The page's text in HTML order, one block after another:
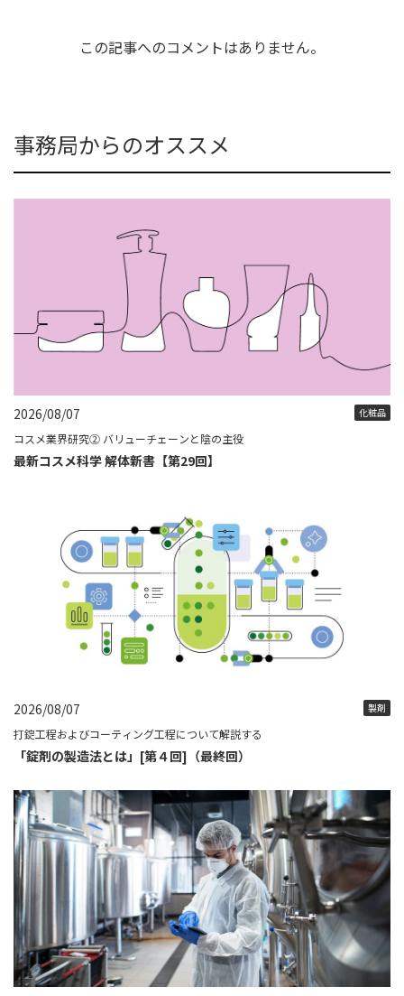
この記事へのコメントはありません。
事務局からのオススメ
2026/08/07 化粧品
コスメ業界研究② バリューチェーンと陰の主役
最新コスメ科学 解体新書【第29回】
2026/08/07 製剤
打錠工程およびコーティング工程について解説する
「錠剤の製造法とは」[第４回]（最終回）